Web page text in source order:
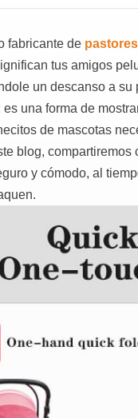
fabricante de
tus amigos
un descanso a
una forma de
de mascotas
blog,
y cómodo, al